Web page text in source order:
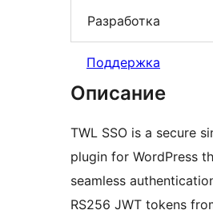
Разработка
Поддержка
Описание
TWL SSO is a secure
plugin for WordPress
seamless
RS256 JWT tokens